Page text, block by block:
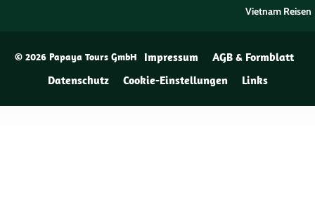
Vietnam Reisen
© 2026 Papaya Tours GmbH Impressum
AGB & Formblatt
Datenschutz
Cookie-Einstellungen Links